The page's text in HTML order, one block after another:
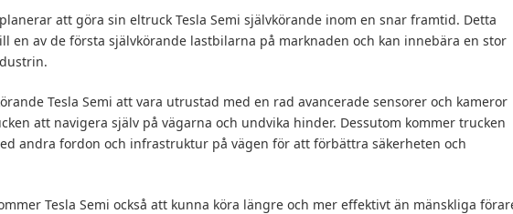
att göra sin eltruck Tesla Semi självkörande inom en snar framtid. Detta
en av de första självkörande lastbilarna på marknaden och kan innebära en stor
Tesla Semi att vara utrustad med en rad avancerade sensorer och kameror
att navigera själv på vägarna och undvika hinder. Dessutom kommer trucken
andra fordon och infrastruktur på vägen för att förbättra säkerheten och
Tesla Semi också att kunna köra längre och mer effektivt än mänskliga